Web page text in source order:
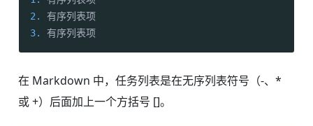
2.
3.
有序列表项
在 Markdown 中，任务列表是在无序列表符号（-、*
或 +）后面加上一个方括号 []。